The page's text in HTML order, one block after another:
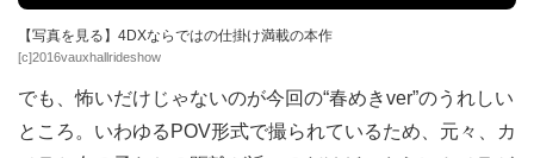
【写真を見る】4DXならではの仕掛け満載の本作
[c]2016vauxhallrideshow
でも、怖いだけじゃないのが今回の“春めきver”のうれしい
ところ。いわゆるPOV形式で撮られているため、元々、カ